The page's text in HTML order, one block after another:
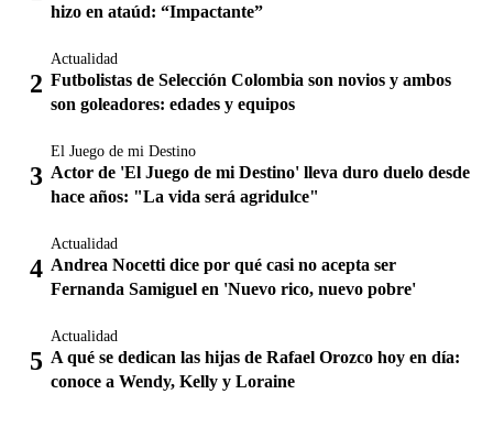
hizo en ataúd: “Impactante”
Actualidad
Futbolistas de Selección Colombia son novios y ambos
son goleadores: edades y equipos
El Juego de mi Destino
Actor de 'El Juego de mi Destino' lleva duro duelo desde
hace años: "La vida será agridulce"
Actualidad
Andrea Nocetti dice por qué casi no acepta ser
Fernanda Samiguel en 'Nuevo rico, nuevo pobre'
Actualidad
A qué se dedican las hijas de Rafael Orozco hoy en día:
conoce a Wendy, Kelly y Loraine